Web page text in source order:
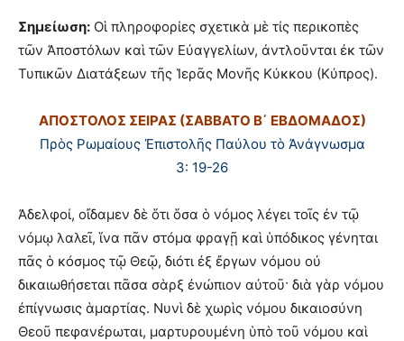
Σημείωση: Οἱ πληροφορίες σχετικὰ μὲ τίς περικοπὲς
τῶν Ἀποστόλων καὶ τῶν Εὐαγγελίων, ἀντλοῦνται ἐκ τῶν
Τυπικῶν Διατάξεων τῆς Ἱερᾶς Μονῆς Κύκκου (Κύπρος).
ΑΠΟΣΤΟΛΟΣ ΣΕΙΡΑΣ (ΣΑΒΒΑΤΟ Β΄ ΕΒΔΟΜΑΔΟΣ)
Πρὸς Ρωμαίους Ἐπιστολῆς Παύλου τὸ Ἀνάγνωσμα
3: 19-26
Ἀδελφοί, οἴδαμεν δὲ ὅτι ὅσα ὁ νόμος λέγει τοῖς ἐν τῷ
νόμῳ λαλεῖ, ἵνα πᾶν στόμα φραγῇ καὶ ὑπόδικος γένηται
πᾶς ὁ κόσμος τῷ Θεῷ, διότι ἐξ ἔργων νόμου οὐ
δικαιωθήσεται πᾶσα σὰρξ ἐνώπιον αὐτοῦ· διὰ γὰρ νόμου
ἐπίγνωσις ἁμαρτίας. Νυνὶ δὲ χωρὶς νόμου δικαιοσύνη
Θεοῦ πεφανέρωται, μαρτυρουμένη ὑπὸ τοῦ νόμου καὶ